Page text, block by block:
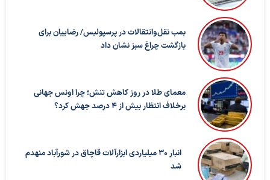
بمب نقل‌وانتقالات در پرسپولیس/ رضاییان برای
بازگشت چراغ سبز نشان داد
معمای طلا در روز کاهش تنش؛ چرا اونس جهانی
برخلاف انتظار بیش از ۴ درصد جهش کرد؟
انبار ۳۰ میلیاردی ابزارآلات قاچاق در شورآباد منهدم
شد